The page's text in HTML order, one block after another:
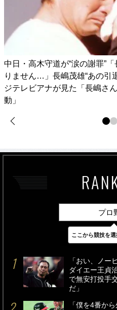
中日・高木守道が“涙の謝罪”
りません…」長嶋茂雄“あの引
ジテレビアナが見た「長嶋さ
動」
プロ
最新 24
「おい、ノー
ダイエー王貞
で無安打投手
だ」
「僕を4番か
ここから競技を